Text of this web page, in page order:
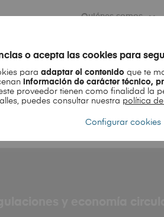
o acepta las cookies para
paraadaptar el contenido que te
información de carácter técnico,
proveedor tienen como finalidad la
puedes consultar nuestra política
Configurar cookies
Quiénes somos
Month